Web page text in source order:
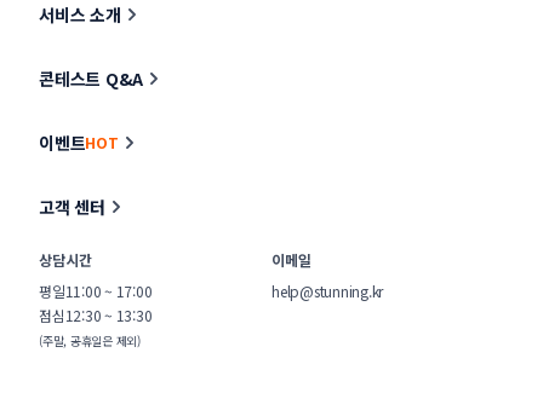
서비스 소개
콘테스트 Q&A
이벤트HOT
고객 센터
상담시간
평일11:00 ~ 17:00
점심12:30 ~ 13:30
(주말, 공휴일은 제외)
이메일
help@stunning.kr